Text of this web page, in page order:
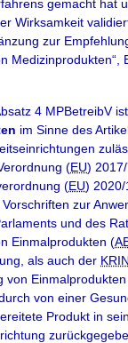
gemacht hat
Wirksamkeit
zur
Medizinprodukten“,
4 MPBetreibV
im Sinne des
(EU)
(EU) 2020/
zur
und des
Einmalprodukten (
als auch der
von
von einer
Produkt in